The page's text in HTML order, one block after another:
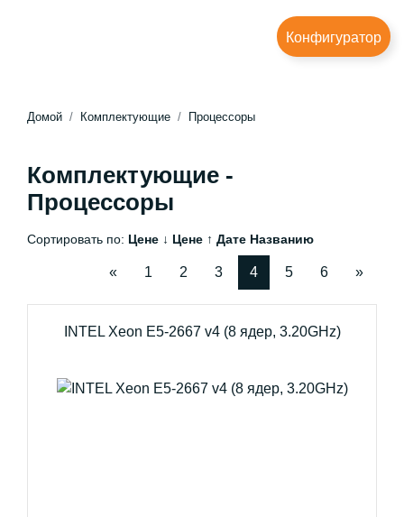
Конфигуратор
Домой Комплектующие Процессоры
Комплектующие -
Процессоры
Сортировать по: Цене ↓ Цене ↑ Дате Названию
« 1 2 3 4 5 6 »
INTEL Xeon E5-2667 v4 (8 ядер, 3.20GHz)